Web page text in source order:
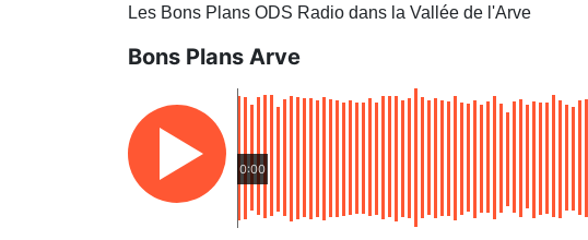
Les Bons Plans ODS Radio dans la Vallée de l'Arve
Bons Plans Arve
0:00